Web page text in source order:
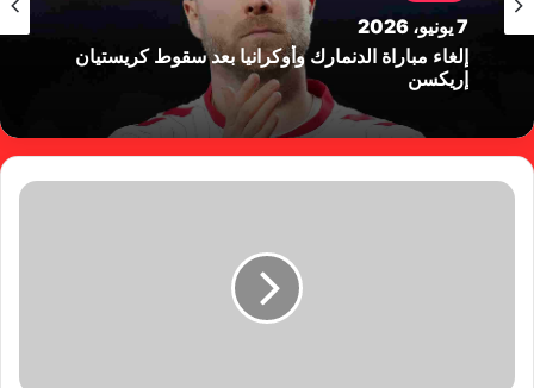
7 يونيو، 2026
إلغاء مباراة الدنمارك وأوكرانيا بعد سقوط كريستيان
إريكسن